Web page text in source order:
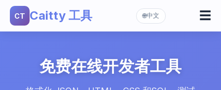
CT Caitty 工具
数据工具
RegEx 测试器
密码生成器
编码和哈希
Base64 编码/解码
MD5 哈希生成器
🌐中文 ☰
免费在线开发者工具